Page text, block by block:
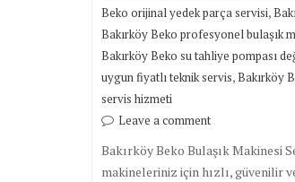
Beko orijinal yedek parça servisi,
Bakırköy Beko profesyonel bulaşık
Bakırköy Beko su tahliye pompası
uygun fiyatlı teknik servis,Bakırköy
servis hizmeti
Leave a comment
Bakırköy Beko Bulaşık Makinesi
makineleriniz için hızlı, güvenilir